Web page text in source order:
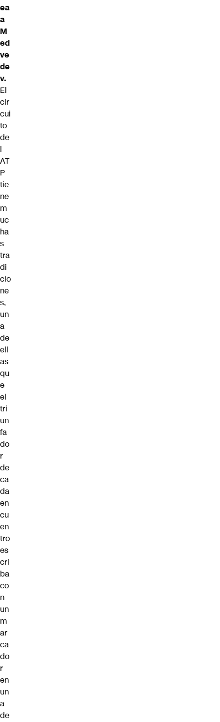
ea
a
M
ed
ve
de
v.
El
cir
cui
to
de
l
AT
P
tie
ne
m
uc
ha
s
tra
di
cio
ne
s,
un
a
de
ell
as
qu
e
el
tri
un
fa
do
r
de
ca
da
en
cu
en
tro
es
cri
ba
co
n
un
m
ar
ca
do
r
en
un
a
de